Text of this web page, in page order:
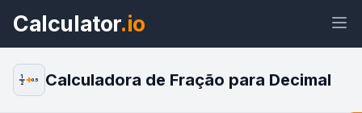
Calculator.io
1
2
0.5 Calculadora de Fração para Decimal